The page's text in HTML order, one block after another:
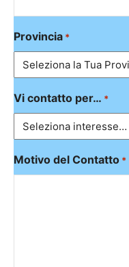
Provincia *
Vi contatto per… *
Motivo del Contatto *